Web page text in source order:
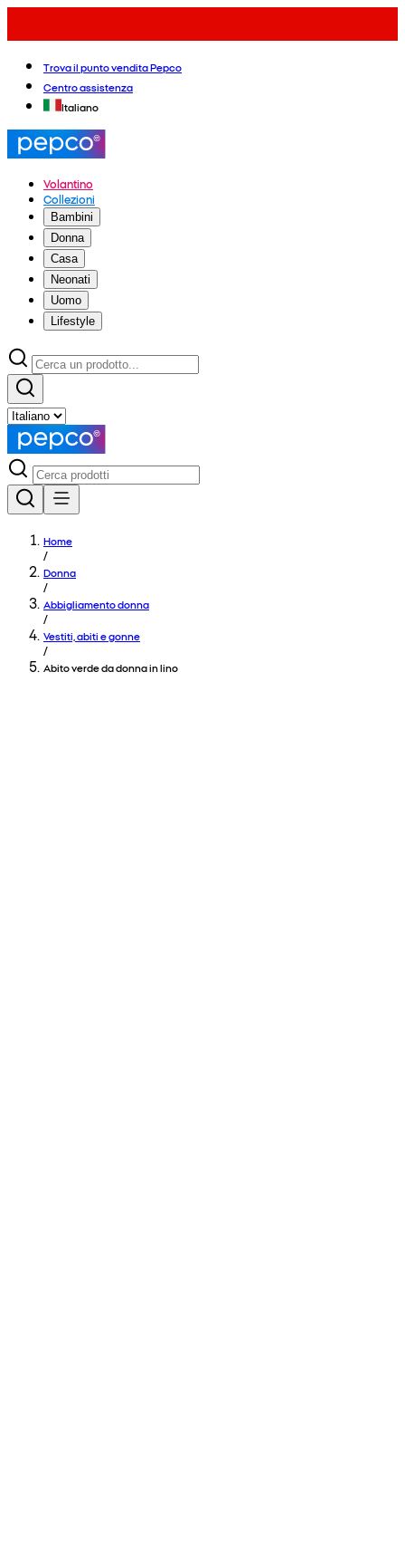
Trova il punto vendita Pepco
Centro assistenza
Italiano
Volantino
Collezioni
Bambini
Donna
Casa
Neonati
Uomo
Lifestyle
Home
/
Donna
/
Abbigliamento donna
/
Vestiti, abiti e gonne
/
Abito verde da donna in lino